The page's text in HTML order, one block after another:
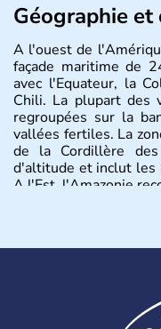
Géographie
A l'ouest de
façade maritime de
avec l'Equateur, la
Chili. La plupart des
regroupées sur la
vallées fertiles. La
de la Cordillère
d'altitude et inclut les
A l'Est, l'Amazonie